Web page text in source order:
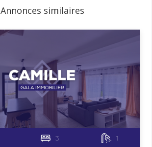
Annonces similaires
3 1